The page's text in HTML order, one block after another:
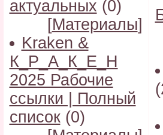
актуальных (0)
[Материалы]
Kraken &
К_Р_А_К_Е_Н
2025 Рабочие
ссылки | Полный
список (0)